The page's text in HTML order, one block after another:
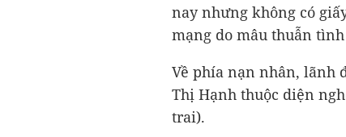
nay nhưng không có
mạng do mâu thuẫn
Về phía nạn nhân, lãnh
Thị Hạnh thuộc diện
trai).